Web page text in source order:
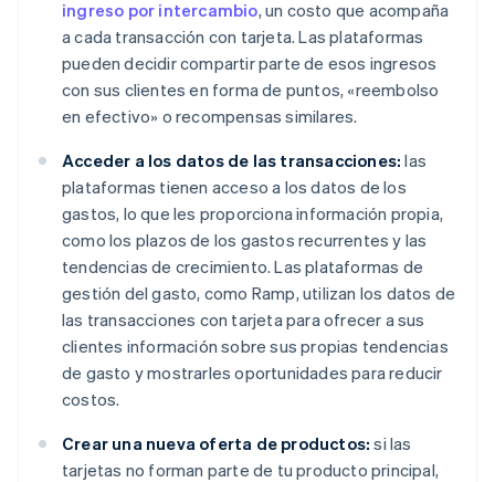
ingreso por intercambio, un costo que acompaña
a cada transacción con tarjeta. Las plataformas
pueden decidir compartir parte de esos ingresos
con sus clientes en forma de puntos, «reembolso
en efectivo» o recompensas similares.
Acceder a los datos de las transacciones: las
plataformas tienen acceso a los datos de los
gastos, lo que les proporciona información propia,
como los plazos de los gastos recurrentes y las
tendencias de crecimiento. Las plataformas de
gestión del gasto, como Ramp, utilizan los datos de
las transacciones con tarjeta para ofrecer a sus
clientes información sobre sus propias tendencias
de gasto y mostrarles oportunidades para reducir
costos.
Crear una nueva oferta de productos: si las
tarjetas no forman parte de tu producto principal,